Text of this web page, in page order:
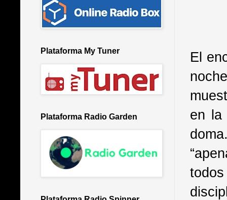
El
en la
Plataforma My Tuner
Plataforma Radio Garden